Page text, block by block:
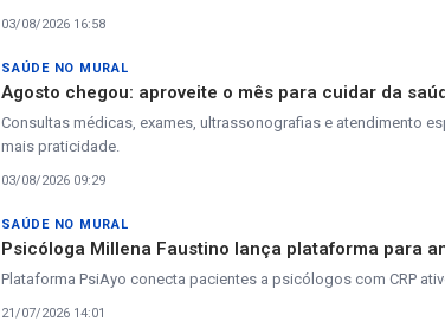
03/08/2026 16:58
SAÚDE NO MURAL
Agosto chegou: aproveite o mês para cuidar da
Consultas médicas, exames, ultrassonografias e atendimento
mais praticidade.
03/08/2026 09:29
SAÚDE NO MURAL
Psicóloga Millena Faustino lança plataforma para
Plataforma PsiAyo conecta pacientes a psicólogos com CRP
21/07/2026 14:01